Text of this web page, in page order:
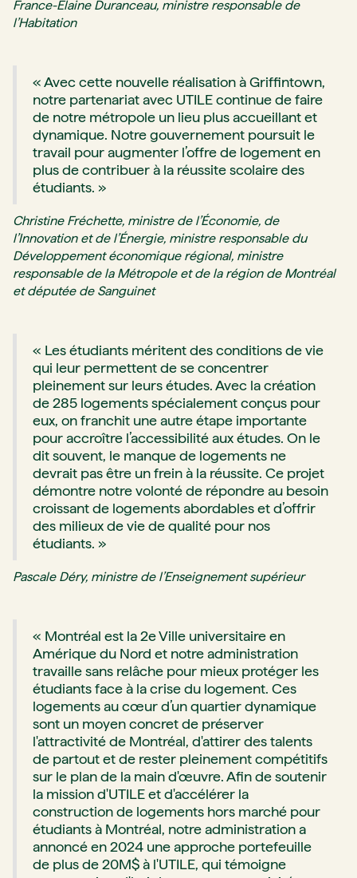
France-Élaine Duranceau, ministre responsable de
l’Habitation
« Avec cette nouvelle réalisation à Griffintown,
notre partenariat avec UTILE continue de faire
de notre métropole un lieu plus accueillant et
dynamique. Notre gouvernement poursuit le
travail pour augmenter l’offre de logement en
plus de contribuer à la réussite scolaire des
étudiants. »
Christine Fréchette, ministre de l’Économie, de
l’Innovation et de l’Énergie, ministre responsable du
Développement économique régional, ministre
responsable de la Métropole et de la région de Montréal
et députée de Sanguinet
« Les étudiants méritent des conditions de vie
qui leur permettent de se concentrer
pleinement sur leurs études. Avec la création
de 285 logements spécialement conçus pour
eux, on franchit une autre étape importante
pour accroître l’accessibilité aux études. On le
dit souvent, le manque de logements ne
devrait pas être un frein à la réussite. Ce projet
démontre notre volonté de répondre au besoin
croissant de logements abordables et d’offrir
des milieux de vie de qualité pour nos
étudiants. »
Pascale Déry, ministre de l’Enseignement supérieur
« Montréal est la 2e Ville universitaire en
Amérique du Nord et notre administration
travaille sans relâche pour mieux protéger les
étudiants face à la crise du logement. Ces
logements au cœur d’un quartier dynamique
sont un moyen concret de préserver
l'attractivité de Montréal, d'attirer des talents
de partout et de rester pleinement compétitifs
sur le plan de la main d'œuvre. Afin de soutenir
la mission d'UTILE et d'accélérer la
construction de logements hors marché pour
étudiants à Montréal, notre administration a
annoncé en 2024 une approche portefeuille
de plus de 20M$ à l'UTILE, qui témoigne